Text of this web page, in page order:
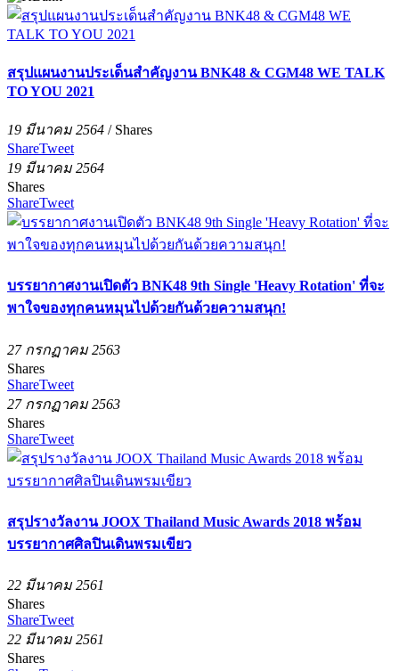
สรุปแผนงานประเด็นสำคัญงาน BNK48 & CGM48 WE TALK
TO YOU 2021
19 มีนาคม 2564 / Shares
ShareTweet
19 มีนาคม 2564
Shares
ShareTweet
บรรยากาศงานเปิดตัว BNK48 9th Single 'Heavy Rotation' ที่จะ
พาใจของทุกคนหมุนไปด้วยกันด้วยความสนุก!
27 กรกฏาคม 2563
Shares
ShareTweet
27 กรกฏาคม 2563
Shares
ShareTweet
สรุปรางวัลงาน JOOX Thailand Music Awards 2018 พร้อม
บรรยากาศศิลปินเดินพรมเขียว
22 มีนาคม 2561
Shares
ShareTweet
22 มีนาคม 2561
Shares